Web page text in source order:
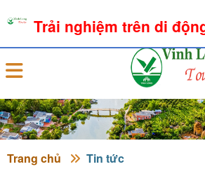
Đăng nhập
Trang chủ Tin tức
Trải nghiệm trên di